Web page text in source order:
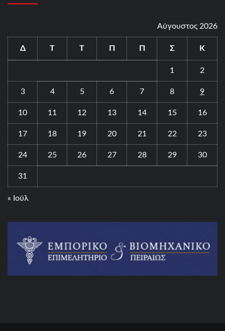
Αύγουστος 2026
Δ Τ Τ Π Π Σ Κ
1 2
3 4 5 6 7 8 9
10 11 12 13 14 15 16
17 18 19 20 21 22 23
24 25 26 27 28 29 30
31
« Ιούλ